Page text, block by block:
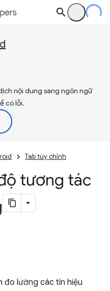
nội dung sang ngôn ngữ
có lỗi.
Tab tùy chỉnh
tương tác
đo lường các tín hiệu